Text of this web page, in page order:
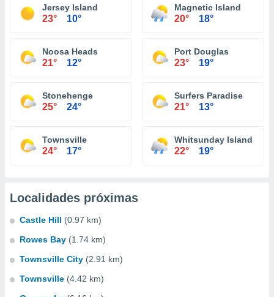
Jersey Island
23° 10°
Magnetic Island
20° 18°
Noosa Heads
21° 12°
Port Douglas
23° 19°
Stonehenge
25° 24°
Surfers Paradise
21° 13°
Townsville
24° 17°
Whitsunday Island
22° 19°
Localidades próximas
Castle Hill (0.97 km)
Rowes Bay (1.74 km)
Townsville City (2.91 km)
Townsville (4.42 km)